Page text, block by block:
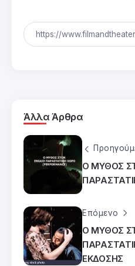
Άλλα Άρθρα
Ο ΜΥΘΟΣ
Επόμενο
Ο ΜΥΘΟΣ
ΕΚΔΟΣΗΣ